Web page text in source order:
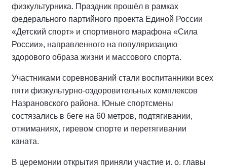
физкультурника. Праздник прошёл в рамках
федерального партийного проекта Единой России
«Детский спорт» и спортивного марафона «Сила
России», направленного на популяризацию
здорового образа жизни и массового спорта.
Участниками соревнований стали воспитанники всех
пяти физкультурно-оздоровительных комплексов
Назрановского района. Юные спортсмены
состязались в беге на 60 метров, подтягивании,
отжиманиях, гиревом спорте и перетягивании
каната.
В церемонии открытия приняли участие и. о. главы